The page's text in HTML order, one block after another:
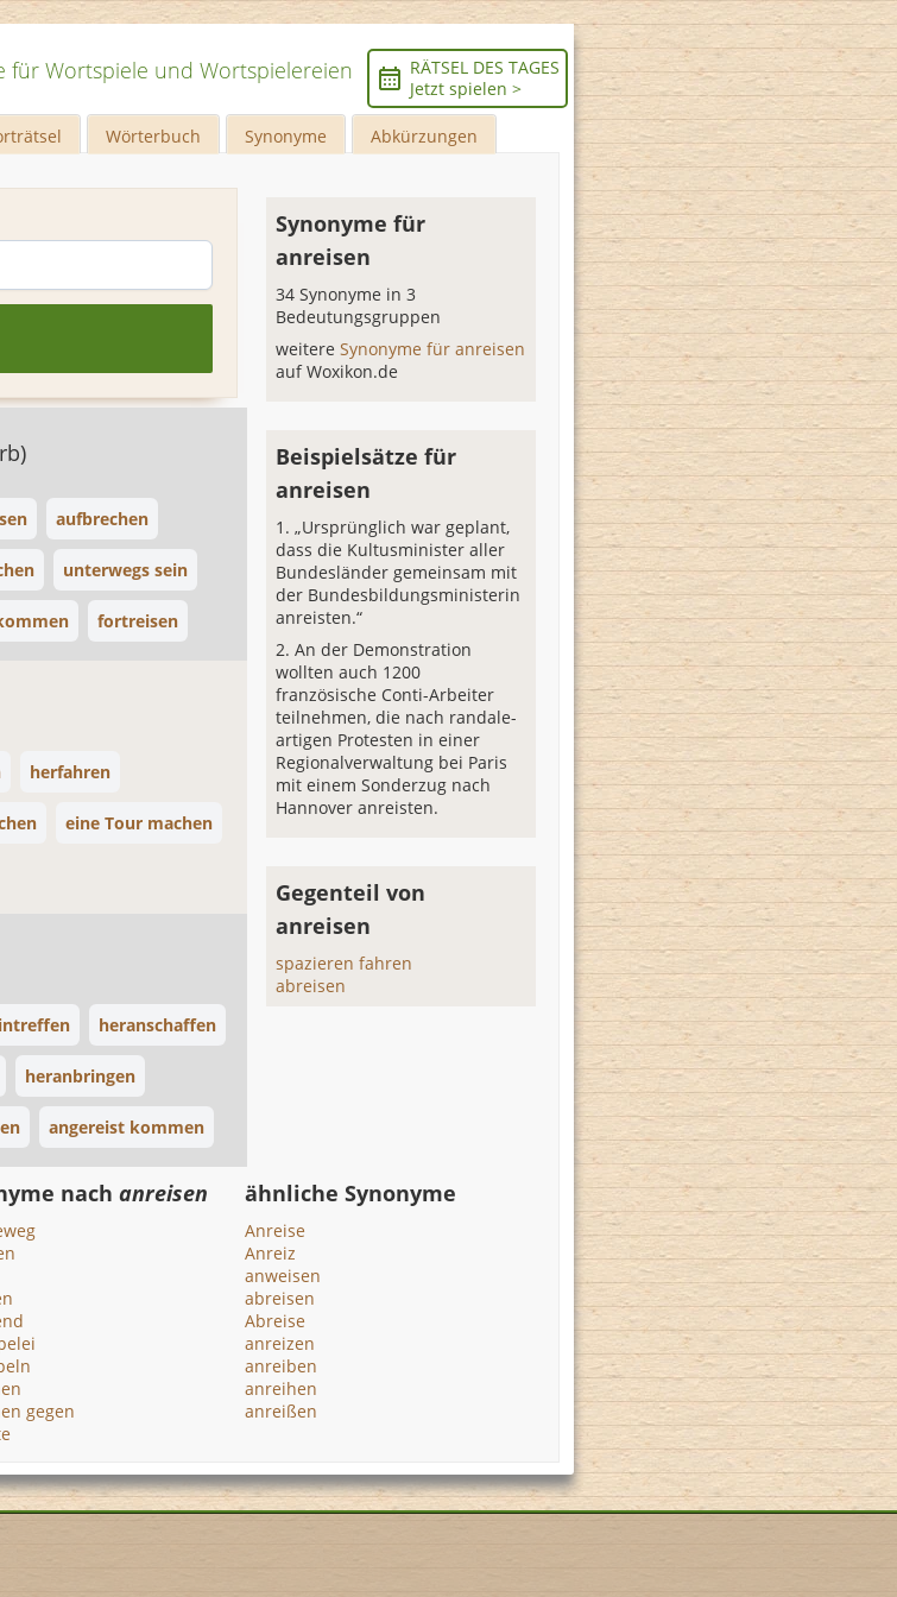
für Wortspiele und Wortspielereien
RÄTSEL DES TAGES
Jetzt spielen >
Wörterbuch Synonyme Abkürzungen
aufbrechen
unterwegs sein
fortreisen
herfahren
eine Tour machen
heranschaffen
heranbringen
angereist kommen
Synonyme für
anreisen
34 Synonyme in 3
Bedeutungsgruppen
weitereSynonyme für anreisen
auf Woxikon.de
Beispielsätze für
anreisen
„Ursprünglich war geplant,
dass die Kultusminister aller
Bundesländer gemeinsam mit
der Bundesbildungsministerin
anreisten.“
An der Demonstration
wollten auch 1200
französische Conti-Arbeiter
teilnehmen, die nach randale-
artigen Protesten in einer
Regionalverwaltung bei Paris
mit einem Sonderzug nach
Hannover anreisten.
Gegenteil von
anreisen
spazieren fahren
abreisen
nachanreisen
gegen
ähnliche Synonyme
Anreise
Anreiz
anweisen
abreisen
Abreise
anreizen
anreiben
anreihen
anreißen